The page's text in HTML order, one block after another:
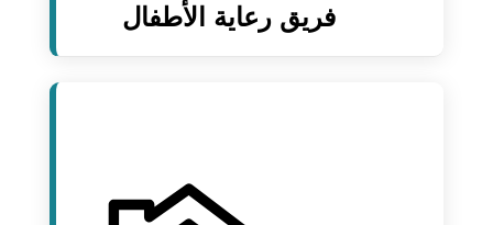
فريق رعاية الأطفال